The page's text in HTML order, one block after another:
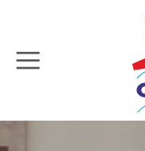
Overslaan en naar de
Zoeken